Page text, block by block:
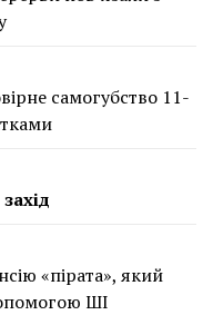
самогубство 11-
«пірата», який
ШІ